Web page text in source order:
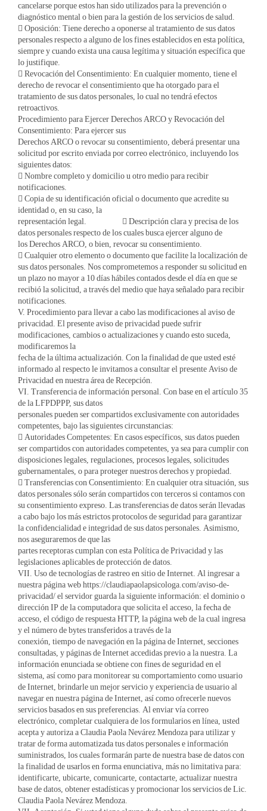
cancelarse porque estos han sido utilizados para la prevención o
diagnóstico mental o bien para la gestión de los servicios de salud.
 Oposición: Tiene derecho a oponerse al tratamiento de sus datos
personales respecto a alguno de los fines establecidos en esta política,
siempre y cuando exista una causa legítima y situación específica que
lo justifique.
 Revocación del Consentimiento: En cualquier momento, tiene el
derecho de revocar el consentimiento que ha otorgado para el
tratamiento de sus datos personales, lo cual no tendrá efectos
retroactivos.
Procedimiento para Ejercer Derechos ARCO y Revocación del
Consentimiento: Para ejercer sus
Derechos ARCO o revocar su consentimiento, deberá presentar una
solicitud por escrito enviada por correo electrónico, incluyendo los
siguientes datos:
 Nombre completo y domicilio u otro medio para recibir
notificaciones.
 Copia de su identificación oficial o documento que acredite su
identidad o, en su caso, la
representación legal.  Descripción clara y precisa de los
datos personales respecto de los cuales busca ejercer alguno de
los Derechos ARCO, o bien, revocar su consentimiento.
 Cualquier otro elemento o documento que facilite la localización de
sus datos personales. Nos comprometemos a responder su solicitud en
un plazo no mayor a 10 días hábiles contados desde el día en que se
recibió la solicitud, a través del medio que haya señalado para recibir
notificaciones.
V. Procedimiento para llevar a cabo las modificaciones al aviso de
privacidad. El presente aviso de privacidad puede sufrir
modificaciones, cambios o actualizaciones y cuando esto suceda,
modificaremos la
fecha de la última actualización. Con la finalidad de que usted esté
informado al respecto le invitamos a consultar el presente Aviso de
Privacidad en nuestra área de Recepción.
VI. Transferencia de información personal. Con base en el artículo 35
de la LFPDPPP, sus datos
personales pueden ser compartidos exclusivamente con autoridades
competentes, bajo las siguientes circunstancias:
 Autoridades Competentes: En casos específicos, sus datos pueden
ser compartidos con autoridades competentes, ya sea para cumplir con
disposiciones legales, regulaciones, procesos legales, solicitudes
gubernamentales, o para proteger nuestros derechos y propiedad.
 Transferencias con Consentimiento: En cualquier otra situación, sus
datos personales sólo serán compartidos con terceros si contamos con
su consentimiento expreso. Las transferencias de datos serán llevadas
a cabo bajo los más estrictos protocolos de seguridad para garantizar
la confidencialidad e integridad de sus datos personales. Asimismo,
nos aseguraremos de que las
partes receptoras cumplan con esta Política de Privacidad y las
legislaciones aplicables de protección de datos.
VII. Uso de tecnologías de rastreo en sitio de Internet. Al ingresar a
nuestra página web https://claudiapaolapsicologa.com/aviso-de-
privacidad/ el servidor guarda la siguiente información: el dominio o
dirección IP de la computadora que solicita el acceso, la fecha de
acceso, el código de respuesta HTTP, la página web de la cual ingresa
y el número de bytes transferidos a través de la
conexión, tiempo de navegación en la página de Internet, secciones
consultadas, y páginas de Internet accedidas previo a la nuestra. La
información enunciada se obtiene con fines de seguridad en el
sistema, así como para monitorear su comportamiento como usuario
de Internet, brindarle un mejor servicio y experiencia de usuario al
navegar en nuestra página de Internet, así como ofrecerle nuevos
servicios basados en sus preferencias. Al enviar vía correo
electrónico, completar cualquiera de los formularios en línea, usted
acepta y autoriza a Claudia Paola Nevárez Mendoza para utilizar y
tratar de forma automatizada tus datos personales e información
suministrados, los cuales formarán parte de nuestra base de datos con
la finalidad de usarlos en forma enunciativa, más no limitativa para:
identificarte, ubicarte, comunicarte, contactarte, actualizar nuestra
base de datos, obtener estadísticas y promocionar los servicios de Lic.
Claudia Paola Nevárez Mendoza.